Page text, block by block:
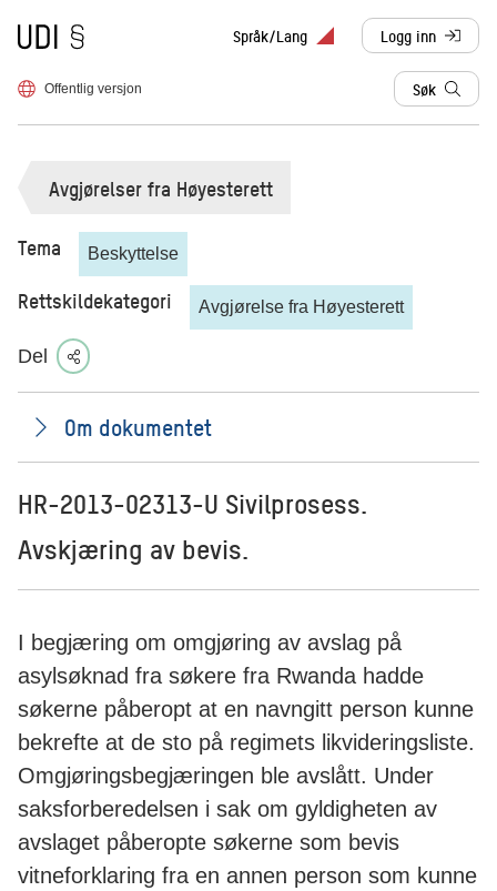
Til forsiden Språk/Lang Logg inn
, sendes til
Offentlig versjon Søk
Avgjørelser fra Høyesterett
Tema Beskyttelse
Rettskildekategori Avgjørelse fra Høyesterett
Del
Om dokumentet
HR-2013-02313-U Sivilprosess.
Avskjæring av bevis.
I begjæring om omgjøring av avslag på
asylsøknad fra søkere fra Rwanda hadde
søkerne påberopt at en navngitt person kunne
bekrefte at de sto på regimets likvideringsliste.
Omgjøringsbegjæringen ble avslått. Under
saksforberedelsen i sak om gyldigheten av
avslaget påberopte søkerne som bevis
vitneforklaring fra en annen person som kunne